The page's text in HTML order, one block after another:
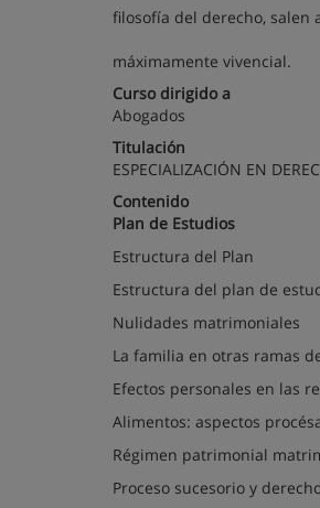
filosofía del derecho, salen
máximamente vivencial.
Curso dirigido a
Abogados
Titulación
ESPECIALIZACIÓN EN
Contenido
Plan de Estudios
Estructura del Plan
Estructura del plan de
Nulidades matrimoniales
La familia en otras ramas
Efectos personales en las
Alimentos: aspectos
Régimen patrimonial
Proceso sucesorio y